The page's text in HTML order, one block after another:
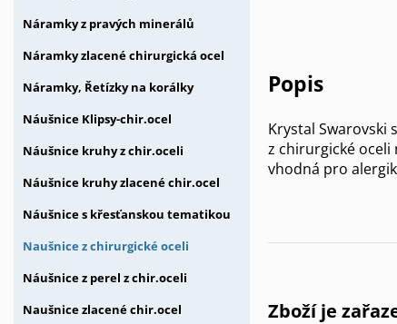
Náramky z pravých minerálů
Náramky zlacené chirurgická ocel
Náramky, Řetízky na korálky
Náušnice Klipsy-chir.ocel
Náušnice kruhy z chir.oceli
Náušnice kruhy zlacené chir.ocel
Náušnice s křesťanskou tematikou
Naušnice z chirurgické oceli
Náušnice z perel z chir.oceli
Naušnice zlacené chir.ocel
Popis
Krystal Swarovski
z chirurgické oceli
vhodná pro
Zboží je